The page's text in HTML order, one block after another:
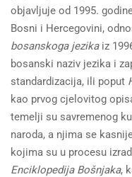
objavljuje od 1995.
Bosni i Hercegovini,
bosanskoga jezikaiz
bosanski naziv jezika i
standardizacija, ili poput
kao prvog cjelovitog
temelji su savremenog
naroda, a njima se
kojima su u procesu
Enciklopedija Bošnjaka,